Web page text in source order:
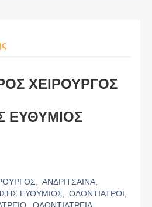
ΧΕΙΡΟΥΡΓΟΣ
ΕΥΘΥΜΙΟΣ
ΑΝΔΡΙΤΣΑΙΝΑ,
ΕΥΘΥΜΙΟΣ,
ΟΔΟΝΤΙΑΤΡΟΙ,